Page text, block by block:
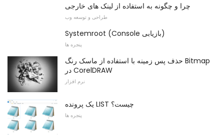
چرا و چگونه به استفاده از لینک های خارجی
طراحی و توسعه وب
Systemroot (Console بازیابی)
پنجره ها
حذف پس زمینه با استفاده از ماسک رنگ Bitmap
در CorelDRAW
نرم افزار
یک پرونده LIST چیست؟
پنجره ها